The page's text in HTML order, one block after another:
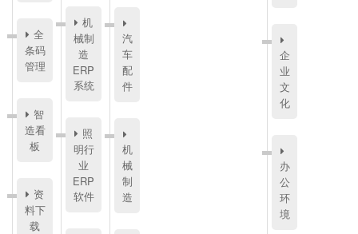
全
条码
管理
智
造看
板
资
料下
载
机
械制
造
ERP
系统
照
明行
业
ERP
软件
汽
车
配
件
机
械
制
造
企
业
文
化
办
公
环
境